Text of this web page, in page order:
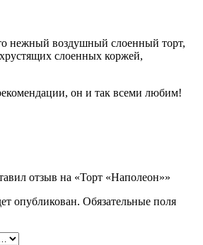
нежный воздушный слоенный торт,
слоенных коржей,
он и так всеми любим!
отзыв на «Торт «Наполеон»»
опубликован. Обязательные поля